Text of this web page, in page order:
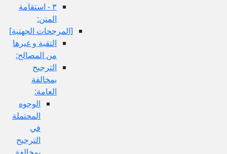
٣ - استقامة
[المرجحات الجهتية]
التقية و غيرها
من المصالح:
الترجيح
بمخالفة
العامة:
الوجوه
المحتملة
الترجيح